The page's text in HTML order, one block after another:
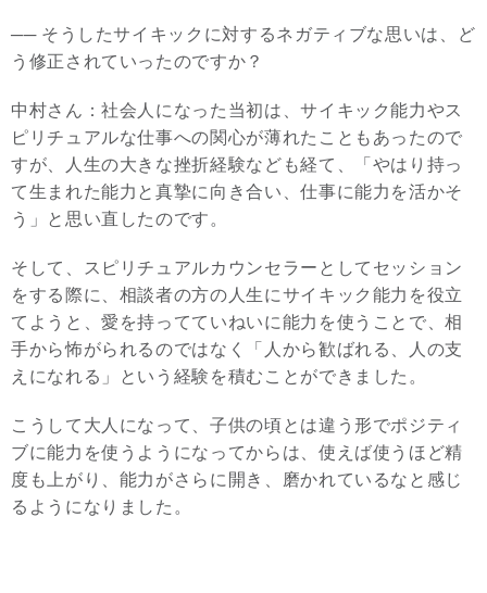
── そうしたサイキックに対するネガティブな思いは、ど
う修正されていったのですか？
中村さん：社会人になった当初は、サイキック能力やス
ピリチュアルな仕事への関心が薄れたこともあったので
すが、人生の大きな挫折経験なども経て、「やはり持っ
て生まれた能力と真摯に向き合い、仕事に能力を活かそ
う」と思い直したのです。
そして、スピリチュアルカウンセラーとしてセッション
をする際に、相談者の方の人生にサイキック能力を役立
てようと、愛を持ってていねいに能力を使うことで、相
手から怖がられるのではなく「人から歓ばれる、人の支
えになれる」という経験を積むことができました。
こうして大人になって、子供の頃とは違う形でポジティ
ブに能力を使うようになってからは、使えば使うほど精
度も上がり、能力がさらに開き、磨かれているなと感じ
るようになりました。